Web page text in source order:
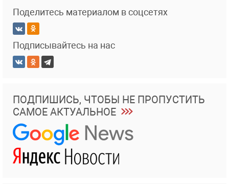
Поделитесь материалом в соцсетях
Подписывайтесь на нас
ПОДПИШИСЬ, ЧТОБЫ НЕ ПРОПУСТИТЬ
САМОЕ АКТУАЛЬНОЕ